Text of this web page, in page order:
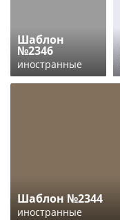
Шаблон
№2346
иностранные
Шаблон №2344
иностранные